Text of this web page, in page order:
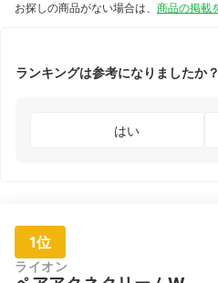
お探しの商品がない場合は、 商品の掲載
ランキングは参考になりましたか？
はい
1位
ライオン